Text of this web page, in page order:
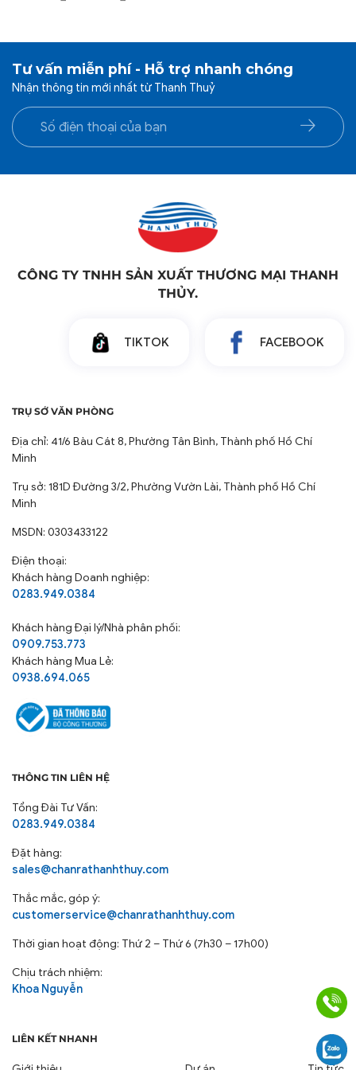
lệch 3%-5% về màu sắc, ánh sáng cũng như các yêu
tố khác.
đến
455.000 ₫
Tư vấn miễn phí - Hỗ trợ nhanh chóng
Nhận thông tin mới nhất từ Thanh Thuỷ
CÔNG TY TNHH SẢN XUẤT THƯƠNG MẠI THANH
THỦY.
TIKTOK FACEBOOK
TRỤ SỞ VĂN PHÒNG
Địa chỉ: 41/6 Bàu Cát 8, Phường Tân Bình, Thành phố Hồ Chí
Minh
Trụ sở: 181D Đường 3/2, Phường Vườn Lài, Thành phố Hồ Chí
Minh
MSDN: 0303433122
Điện thoại:
Khách hàng Doanh nghiệp:
0283.949.0384
Khách hàngĐại lý/Nhà phân phối:
0909.753.773
Khách hàng Mua Lẻ:
0938.694.065
THÔNG TIN LIÊN HỆ
Tổng Đài Tư Vấn:
0283.949.0384
Đặt hàng:
sales@chanrathanhthuy.com
Thắc mắc, góp ý:
customerservice@chanrathanhthuy.com
Thời gian hoạt động: Thứ 2 – Thứ 6 (7h30 – 17h00)
Chịu trách nhiệm:
Khoa Nguyễn
LIÊN KẾT NHANH